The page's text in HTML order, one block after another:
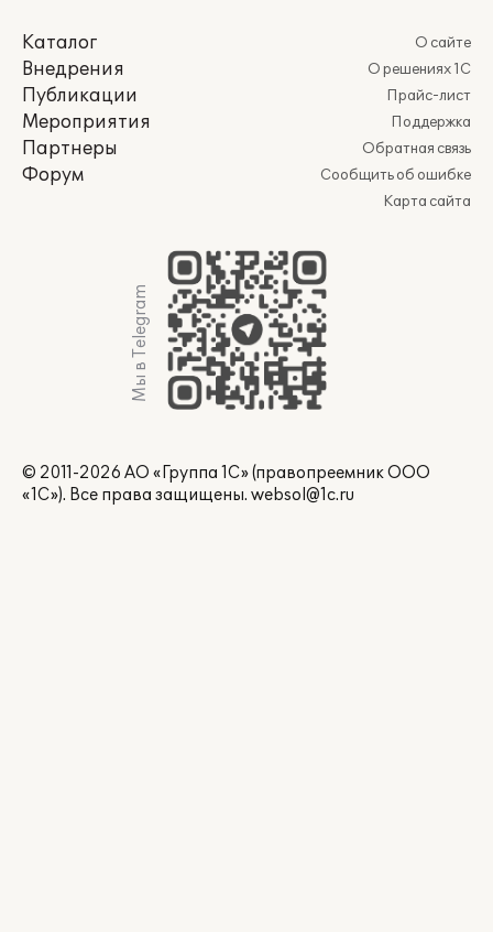
Каталог
Внедрения
Публикации
Мероприятия
Партнеры
Форум
О сайте
О решениях 1С
Прайс-лист
Поддержка
Обратная связь
Сообщить об ошибке
Карта сайта
Мы в Telegram
© 2011-2026 АО «Группа 1С» (правопреемник ООО
«1С»). Все права защищены. websol@1c.ru